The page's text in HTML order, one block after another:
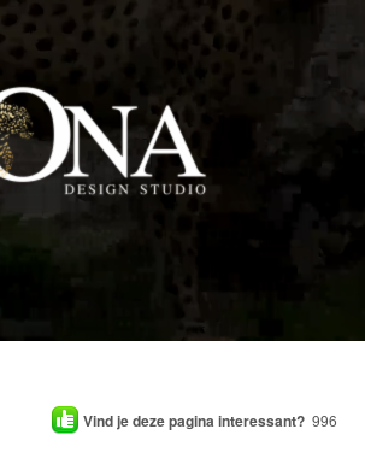
Vind je deze pagina interessant? 996